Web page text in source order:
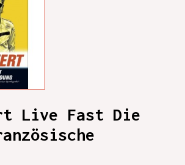
Live Fast Die